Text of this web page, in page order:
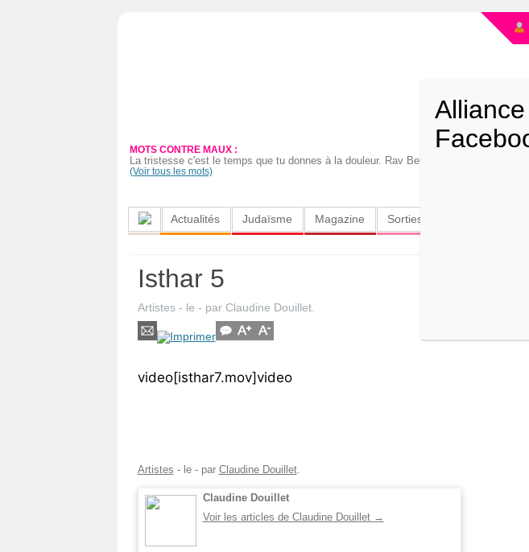
MOTS CONTRE MAUX :
La tristesse c'est le temps que tu donnes à la douleur. Rav Benchetrit
(Voir tous les mots)
Actualités Judaïsme Magazine Sorties
Isthar 5
Artistes- le - par Claudine Douillet.
video[isthar7.mov]video
Artistes - le - par Claudine Douillet.
Claudine Douillet
Voir les articles de Claudine Douillet →